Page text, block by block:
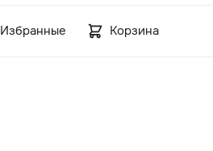
Избранные Корзина
+7 ( 705 ) 181-42-50